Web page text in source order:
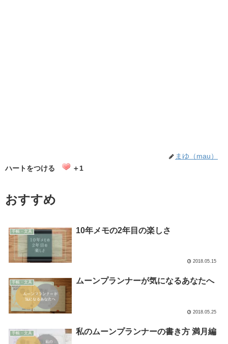
まゆ（mau）
ハートをつける
＋1
おすすめ
手帳・文具 10年メモの2年目の楽しさ
2018.05.15
手帳・文具 ムーンプランナーが気になるあなたへ
2018.05.25
手帳・文具 私のムーンプランナーの書き方 満月編